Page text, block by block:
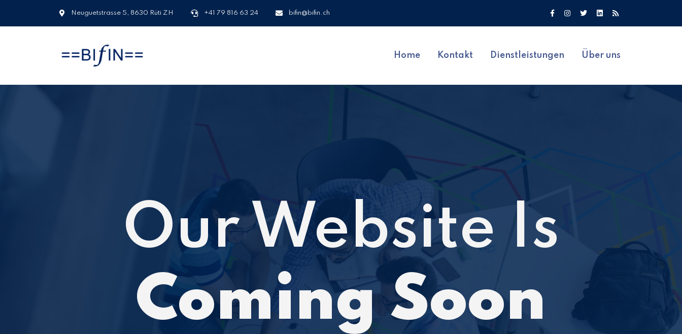
Neuguetstrasse 5, 8630 Rüti ZH +41 79 816 63 24 bifin@bifin.ch
Home Kontakt Dienstleistungen Über uns
Our Website Is
Coming Soon